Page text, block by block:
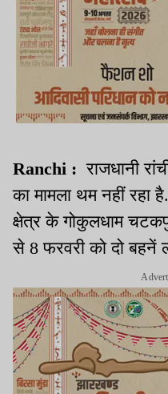
Ranchi : राजधानी
का मामला थम नहीं रहा
क्षेत्र के गोकुलधाम
से 8 फरवरी को दो बहनें